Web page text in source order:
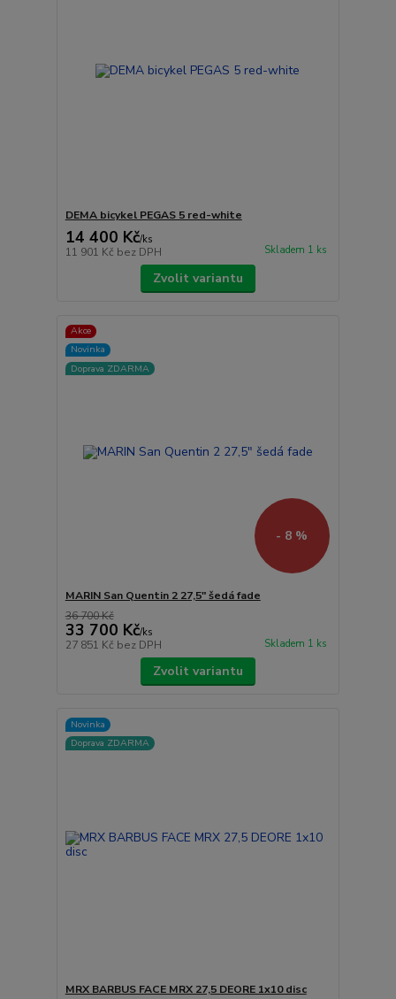
DEMA bicykel PEGAS 5 red-white
14 400 Kč/ks
11 901 Kč bez DPH Skladem 1 ks
Zvolit variantu
Akce
Novinka
Doprava ZDARMA
- 8 %
MARIN San Quentin 2 27,5" šedá fade
36 700 Kč
33 700 Kč/ks
27 851 Kč bez DPH Skladem 1 ks
Zvolit variantu
Novinka
Doprava ZDARMA
MRX BARBUS FACE MRX 27,5 DEORE 1x10 disc